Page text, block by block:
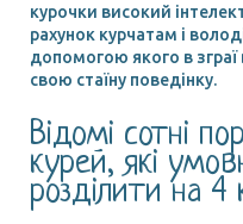
курочки високий
рахунок курчатам і
допомогою якого в зграї
свою стаїну поведінку.
Відомі сотні
курей, які
розділити на 4